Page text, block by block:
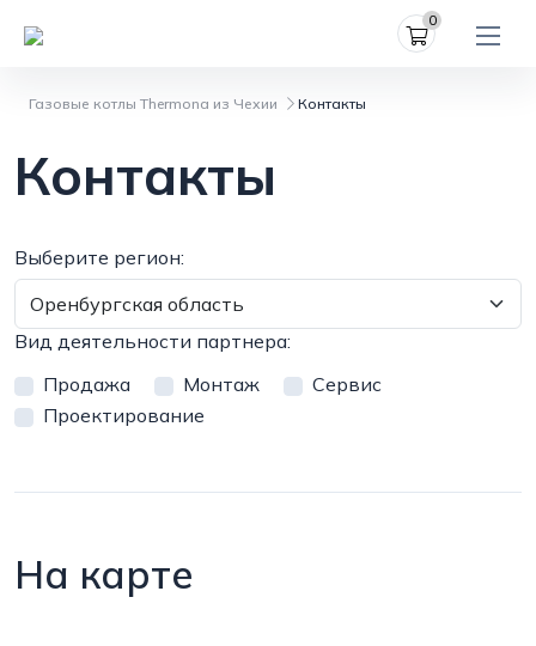
0
Газовые котлы Thermona из Чехии Контакты
Контакты
Выберите регион:
Вид деятельности партнера:
Продажа
Mонтаж
Cервис
Проектирование
На карте